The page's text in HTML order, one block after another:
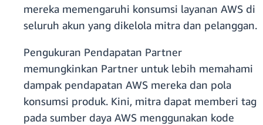
mereka memengaruhi konsumsi layanan AWS di
seluruh akun yang dikelola mitra dan pelanggan.
Pengukuran Pendapatan Partner
memungkinkan Partner untuk lebih memahami
dampak pendapatan AWS mereka dan pola
konsumsi produk. Kini, mitra dapat memberi tag
pada sumber daya AWS menggunakan kode